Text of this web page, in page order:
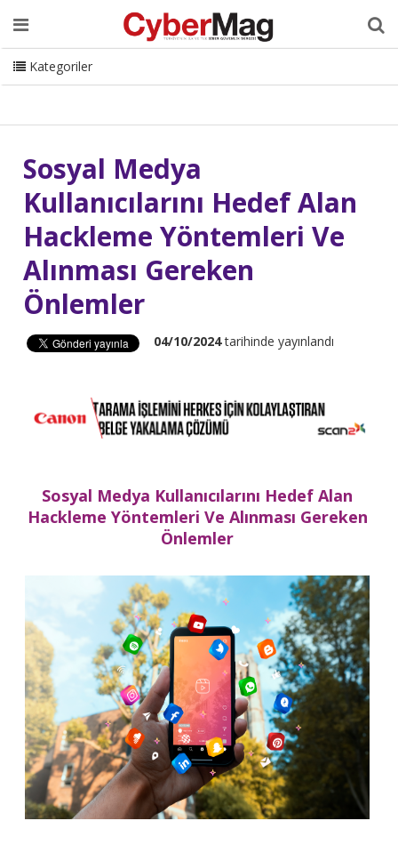
Ana Sayfa Hakkımızda Dergi Editörden
Danışmanlık
ISC Turkey Sizden Gelenler
İletişim
CyberMag Logo
Kategoriler
Sosyal Medya
Kullanıcılarını Hedef Alan
Hackleme Yöntemleri Ve
Alınması Gereken
Önlemler
04/10/2024tarihinde yayınlandı
Sosyal Medya Kullanıcılarını Hedef Alan
Hackleme Yöntemleri Ve Alınması Gereken
Önlemler